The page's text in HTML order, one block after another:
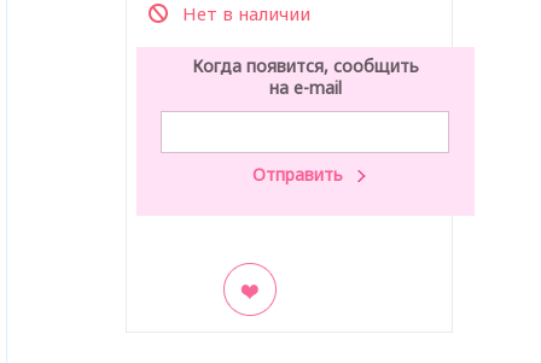
Нет в наличии
Когда появится, сообщить
на e-mail